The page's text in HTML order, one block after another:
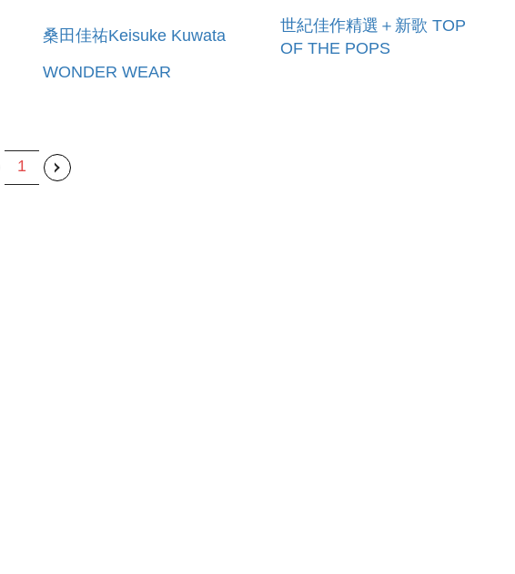
桑田佳祐Keisuke Kuwata
WONDER WEAR
世紀佳作精選＋新歌 TOP
OF THE POPS
1